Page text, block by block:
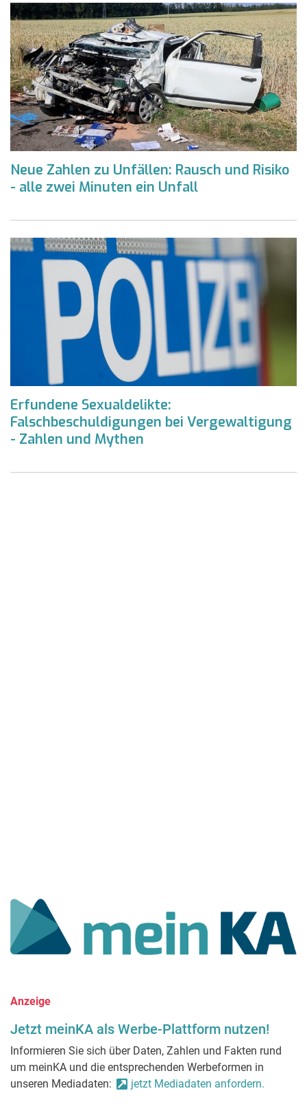
Neue Zahlen zu Unfällen: Rausch und Risiko
- alle zwei Minuten ein Unfall
Erfundene Sexualdelikte:
Falschbeschuldigungen bei Vergewaltigung
- Zahlen und Mythen
Anzeige
Jetzt meinKA als Werbe-Plattform nutzen!
Informieren Sie sich über Daten, Zahlen und Fakten rund
um meinKA und die entsprechenden Werbeformen in
unseren Mediadaten:
jetzt Mediadaten anfordern.